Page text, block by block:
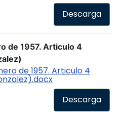
Descarga
de 1957. Articulo 4
de 1957. Articulo 4
Descarga